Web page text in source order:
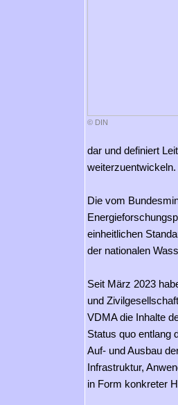
© DIN
dar und definiert
weiterzuentwickeln.
Die vom
einheitlichen
der nationalen
Seit März 2023
und
VDMA die Inhalte
Status quo entlang
Auf- und Ausbau
Infrastruktur,
in Form konkreter